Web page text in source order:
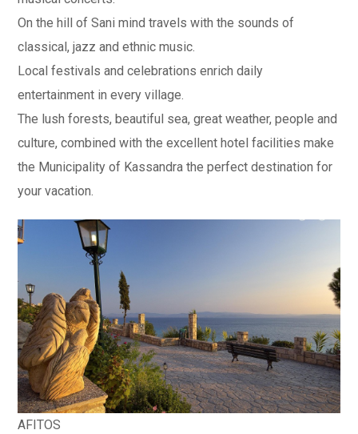
On the hill of Sani mind travels with the sounds of
classical, jazz and ethnic music.
Local festivals and celebrations enrich daily
entertainment in every village.
The lush forests, beautiful sea, great weather, people and
culture, combined with the excellent hotel facilities make
the Municipality of Kassandra the perfect destination for
your vacation.
AFITOS